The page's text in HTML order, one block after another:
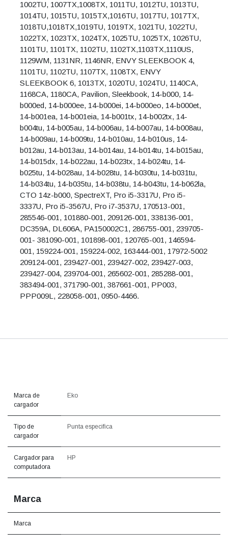
1002TU, 1007TX,1008TX, 1011TU, 1012TU, 1013TU,
1014TU, 1015TU, 1015TX,1016TU, 1017TU, 1017TX,
1018TU,1018TX,1019TU, 1019TX, 1021TU, 1022TU,
1022TX, 1023TX, 1024TX, 1025TU, 1025TX, 1026TU,
1101TU, 1101TX, 1102TU, 1102TX,1103TX,1110US,
1129WM, 1131NR, 1146NR, ENVY SLEEKBOOK 4,
1101TU, 1102TU, 1107TX, 1108TX, ENVY
SLEEKBOOK 6, 1013TX, 1020TU, 1024TU, 1140CA,
1168CA, 1180CA, Pavilion, Sleekbook, 14-b000, 14-
b000ed, 14-b000ee, 14-b000ei, 14-b000eo, 14-b000et,
14-b001ea, 14-b001eia, 14-b001tx, 14-b002tx, 14-
b004tu, 14-b005au, 14-b006au, 14-b007au, 14-b008au,
14-b009au, 14-b009tu, 14-b010au, 14-b010us, 14-
b012au, 14-b013au, 14-b014au, 14-b014tu, 14-b015au,
14-b015dx, 14-b022au, 14-b023tx, 14-b024tu, 14-
b025tu, 14-b028au, 14-b028tu, 14-b030tu, 14-b031tu,
14-b034tu, 14-b035tu, 14-b038tu, 14-b043tu, 14-b062la,
CTO 14z-b000, SpectreXT, Pro i5-3317U, Pro i5-
3337U, Pro i5-3567U, Pro i7-3537U, 170513-001,
285546-001, 101880-001, 209126-001, 338136-001,
DC359A, DL606A, PA150002C1, 286755-001, 239705-
001- 381090-001, 101898-001, 120765-001, 146594-
001, 159224-001, 159224-002, 163444-001, 17972-5002
209124-001, 239427-001, 239427-002, 239427-003,
239427-004, 239704-001, 265602-001, 285288-001,
383494-001, 371790-001, 387661-001, PP003,
PPP009L, 228058-001, 0950-4466.
Marca de
cargador
Eko
Tipo de
cargador
Punta especifica
Cargador para
computadora
HP
Marca
Marca